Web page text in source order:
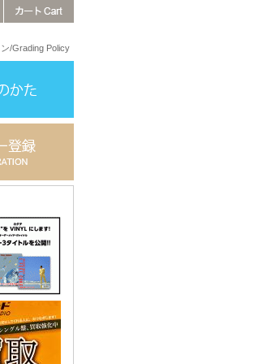
/Grading Policy